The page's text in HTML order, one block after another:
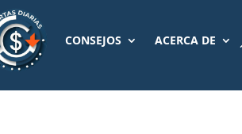
CONSEJOS ACERCA DE